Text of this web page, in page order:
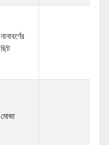
নানাবর্ণের
ছিট
মোজা